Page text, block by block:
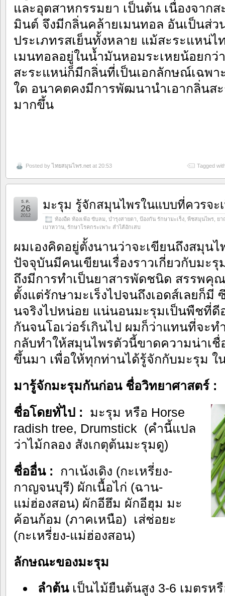
และอุตสาหกรรมยา เป็นต้น เนื่องจาก
มินต์ จึงมีกลิ่นคล้ายเมนทอล อันเป็นส่
ประเภทรสเย็นทั้งหลาย แม้สะระแหน่
เมนทอลอยู่ในน้ำมันหอมระเหยน้อยก
สะระแหน่ก็มีกลิ่นที่เป็นเอกลักษณ์เฉพ
ใด อนาคตคงมีการพัฒนานำเอากลิ่นส
มากขึ้น
Posted byไทยสมุนไพร.net at 20:53 Tagged
มะรุม รู้จักสมุนไพรในแบบที่ควรจะ
ท้องอืด ท้องเฟ้อ ขับลม บำรุงสายตา ป้องกัน รักษามะเร็ง พืชสมุนไพร ยา
เบาหวาน รักษาโรคกระเพาะ ลำไส้อักเสบ
ธ.ค.
26
2012
ผมเองคิดอยู่ตั้งนานว่าจะเขียนถึงสมุน
ปัจจุบันมีคนเขียนเรื่องราวเกี่ยวกับมะรุ
ถึงมีการทำเป็นยาสารพัดชนิด สรรพคุ
ตั้งแต่รักษามะเร็งไปจนถึงเอดส์เลยก็มี
นจริงไปหน่อย แน่นอนมะรุมเป็นพืชที่ดี
กันจนโอเว่อร์เกินไป ผมก็ว่าแทนที่จะท
กลับทำให้สมุนไพรตัวนี้ขาดความน่าเชื่
ขึ้นมา เพื่อให้ทุกท่านได้รู้จักกับมะรุม ใ
มารู้จักมะรุมกันก่อน ชื่อวิทยาศาสตร์ :
ชื่อโดยทั่ไป :
มะรุม หรือ Horse
radish tree, Drumstick (คำนี้แปล
ว่าไม้กลอง สังเกตุต้นมะรุมดู)
ชื่ออื่น :
กาเน้งเดิง (กะเหรี่ยง-
กาญจนบุรี) ผักเนื้อไก่ (ฉาน-
แม่ฮ่องสอน) ผักอีฮึม ผักอีฮุม มะ
ค้อนก้อม (ภาคเหนือ) เส่ช่อยะ
(กะเหรี่ยง-แม่ฮ่องสอน)
ลักษณะของมะรุม
ลำต้น เป็นไม้ยืนต้นสูง 3-6 เมตรห